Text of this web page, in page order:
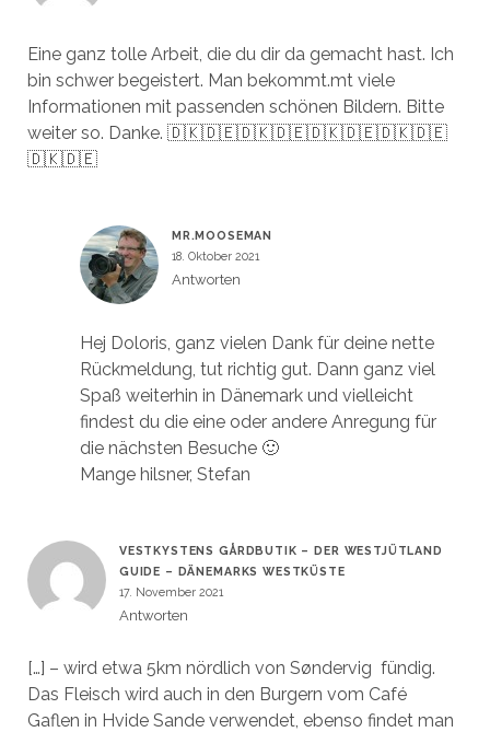
Eine ganz tolle Arbeit, die du dir da gemacht hast. Ich
bin schwer begeistert. Man bekommt.mt viele
Informationen mit passenden schönen Bildern. Bitte
weiter so. Danke. 🇩🇰🇩🇪🇩🇰🇩🇪🇩🇰🇩🇪🇩🇰🇩🇪
🇩🇰🇩🇪
MR.MOOSEMAN
18. Oktober 2021
Antworten
Hej Doloris, ganz vielen Dank für deine nette
Rückmeldung, tut richtig gut. Dann ganz viel
Spaß weiterhin in Dänemark und vielleicht
findest du die eine oder andere Anregung für
die nächsten Besuche 🙂
Mange hilsner, Stefan
VESTKYSTENS GÅRDBUTIK – DER WESTJÜTLAND
GUIDE – DÄNEMARKS WESTKÜSTE
17. November 2021
Antworten
[…] – wird etwa 5km nördlich von Søndervig fündig.
Das Fleisch wird auch in den Burgern vom Café
Gaflen in Hvide Sande verwendet, ebenso findet man